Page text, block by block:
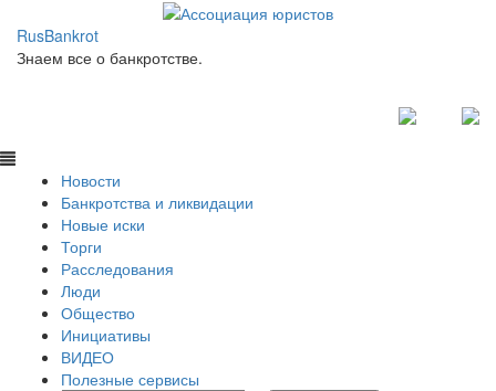
RusBankrot
Знаем все о банкротстве.
Новости
Банкротства и ликвидации
Новые иски
Торги
Расследования
Люди
Общество
Инициативы
ВИДЕО
Полезные сервисы